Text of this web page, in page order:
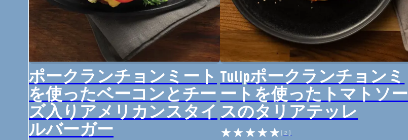
ポークランチョンミート
を使ったベーコンとチー
ズ入りアメリカンスタイ
ルバーガー
Tulipポークランチョンミ
ートを使ったトマトソー
スのタリアテッレ
(2)